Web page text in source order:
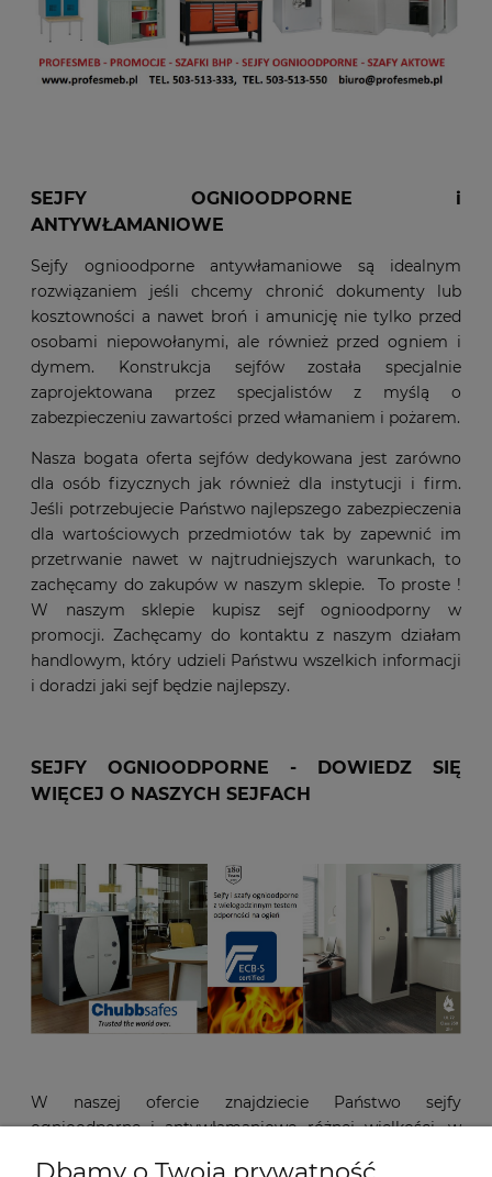
SEJFY OGNIOODPORNE i
ANTYWŁAMANIOWE
Sejfy ognioodporne antywłamaniowe są idealnym
rozwiązaniem jeśli chcemy chronić dokumenty lub
kosztowności a nawet broń i amunicję nie tylko przed
osobami niepowołanymi, ale również przed ogniem i
dymem. Konstrukcja sejfów została specjalnie
zaprojektowana przez specjalistów z myślą o
zabezpieczeniu zawartości przed włamaniem i pożarem.
Nasza bogata oferta sejfów dedykowana jest zarówno
dla osób fizycznych jak również dla instytucji i firm.
Jeśli potrzebujecie Państwo najlepszego zabezpieczenia
dla wartościowych przedmiotów tak by zapewnić im
przetrwanie nawet w najtrudniejszych warunkach, to
zachęcamy do zakupów w naszym sklepie. To proste !
W naszym sklepie kupisz sejf ognioodporny w
promocji. Zachęcamy do kontaktu z naszym działam
handlowym, który udzieli Państwu wszelkich informacji
i doradzi jaki sejf będzie najlepszy.
SEJFY OGNIOODPORNE - DOWIEDZ SIĘ
WIĘCEJ O NASZYCH SEJFACH
W naszej ofercie znajdziecie Państwo sejfy
ognioodporne i antywłamaniowe różnej wielkości, w